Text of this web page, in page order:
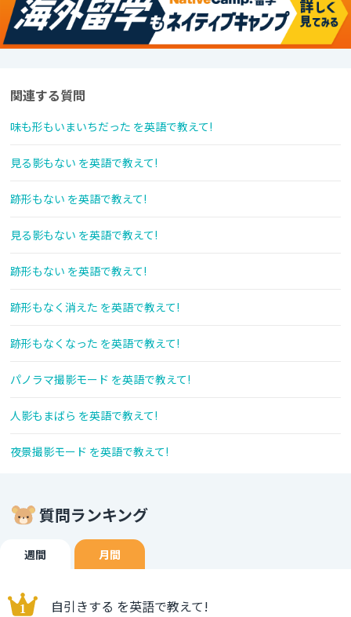
関連する質問
味も形もいまいちだった を英語で教えて!
見る影もない を英語で教えて!
跡形もない を英語で教えて!
見る影もない を英語で教えて!
跡形もない を英語で教えて!
跡形もなく消えた を英語で教えて!
跡形もなくなった を英語で教えて!
パノラマ撮影モード を英語で教えて!
人影もまばら を英語で教えて!
夜景撮影モード を英語で教えて!
質問ランキング
週間 月間
自引きする を英語で教えて!